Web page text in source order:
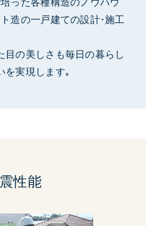
った各種構造のノウハウ
造の一戸建ての設計･施工
目の美しさも毎日の暮らし
を実現します｡
性能